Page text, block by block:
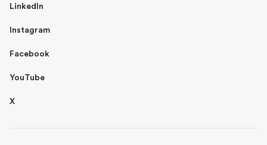
LinkedIn
Instagram
Facebook
YouTube
X